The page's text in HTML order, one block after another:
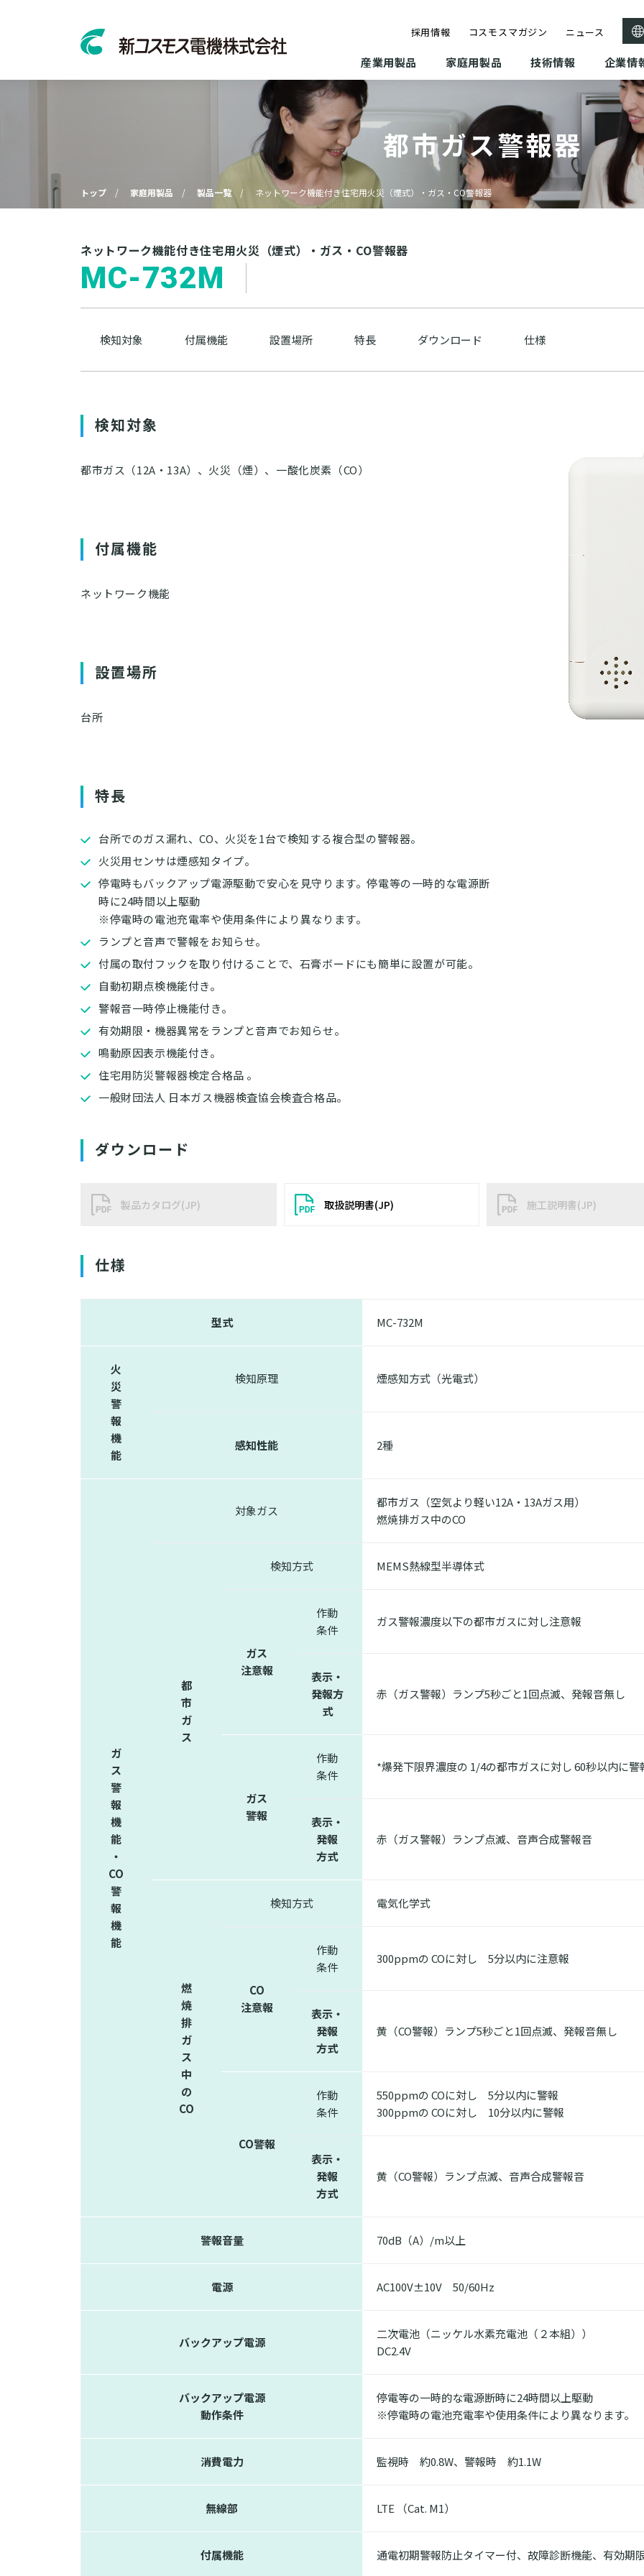
採用情報 コスモスマガジン ニュース
産業用製品 家庭用製品 技術情報 企業情
都市ガス警報器
トップ 家庭用製品 製品一覧 ネットワーク機能付き住宅用火災（煙式）・ガス・CO警報器
ネットワーク機能付き住宅用火災（煙式）・ガス・CO警報器
MC-732M
検知対象 付属機能 設置場所 特長 ダウンロード 仕様
検知対象
都市ガス（12A・13A）、火災（煙）、一酸化炭素（CO）
付属機能
ネットワーク機能
設置場所
台所
特長
台所でのガス漏れ、CO、火災を1台で検知する複合型の警報器。
火災用センサは煙感知タイプ。
停電時もバックアップ電源駆動で安心を見守ります。停電等の一時的な電源断
時に24時間以上駆動
※停電時の電池充電率や使用条件により異なります。
ランプと音声で警報をお知らせ。
付属の取付フックを取り付けることで、 石膏ボードにも簡単に設置が可能。
自動初期点検機能付き。
警報音一時停止機能付き。
有効期限・機器異常をランプと音声でお知らせ。
鳴動原因表示機能付き。
住宅用防災警報器検定合格品 。
一般財団法人 日本ガス機器検査協会検査合格品。
ダウンロード
製品カタログ(JP) 取扱説明書(JP) 施工説明書(JP)
仕様
型式 MC-732M
火
災
警
報
機
能
検知原理 煙感知方式（光電式）
感知性能 2種
ガ
ス
警
報
機
能
・
CO
警
報
機
能
対象ガス
都市ガス（空気より軽い12A・13Aガス用）
燃焼排ガス中のCO
都
市
ガ
ス
検知方式 MEMS熱線型半導体式
ガス
注意報
作動
条件
ガス警報濃度以下の都市ガスに対し注意報
表示・
発報方
式
赤（ガス警報）ランプ5秒ごと1回点滅、発報音無し
ガス
警報
作動
条件
*爆発下限界濃度の 1/4の都市ガスに対し 60秒以内に警
表示・
発報
方式
赤（ガス警報）ランプ点滅、音声合成警報音
燃
焼
排
ガ
ス
中
の
CO
検知方式 電気化学式
CO
注意報
作動
条件
300ppmの COに対し 5分以内に注意報
表示・
発報
方式
黄（CO警報）ランプ5秒ごと1回点滅、発報音無し
CO警報
作動
条件
550ppmの COに対し 5分以内に警報
300ppmの COに対し 10分以内に警報
表示・
発報
方式
黄（CO警報）ランプ点滅、音声合成警報音
警報音量 70dB（A）/m以上
電源 AC100V±10V 50/60Hz
バックアップ電源
二次電池（ニッケル水素充電池（２本組））
DC2.4V
バックアップ電源
動作条件
停電等の一時的な電源断時に24時間以上駆動
※停電時の電池充電率や使用条件により異なります。
消費電力 監視時 約0.8W、警報時 約1.1W
無線部 LTE （Cat. M1）
付属機能 通電初期警報防止タイマー付、故障診断機能、有効期